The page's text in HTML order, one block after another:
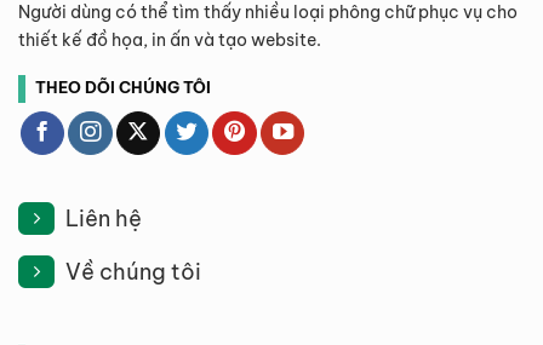
Người dùng có thể tìm thấy nhiều loại phông chữ phục vụ cho
thiết kế đồ họa, in ấn và tạo website.
THEO DÕI CHÚNG TÔI
Liên hệ
Về chúng tôi